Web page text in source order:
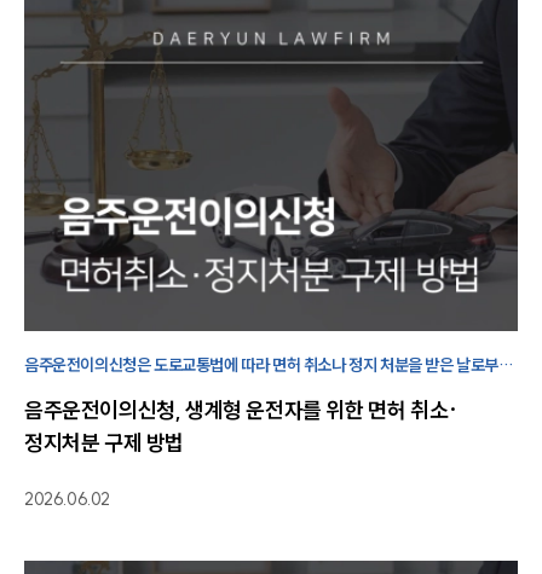
음주운전이의신청은 도로교통법에 따라 면허 취소나 정지 처분을 받은 날로부터
제도입니다.
음주운전이의신청, 생계형 운전자를 위한 면허 취소·
정지처분 구제 방법
2026.06.02